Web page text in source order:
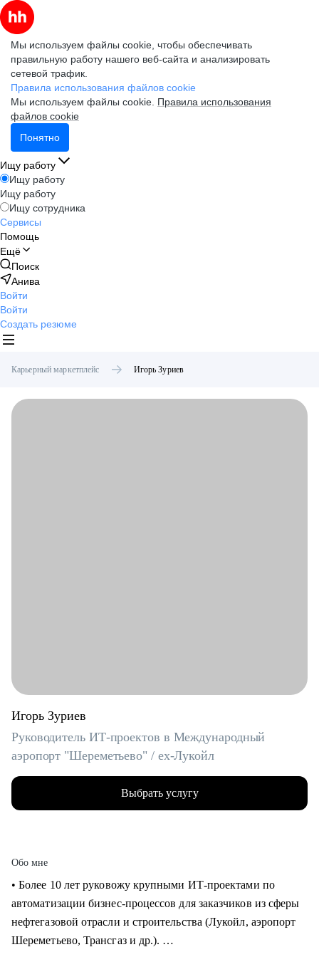
Мы используем файлы cookie, чтобы обеспечивать
правильную работу нашего веб-сайта и анализировать
сетевой трафик.
Правила использования файлов cookie
Мы используем файлы cookie. Правила использования
файлов cookie
Понятно
Ищу работу
Ищу работу
Ищу работу
Ищу сотрудника
Сервисы
Помощь
Ещё
Поиск
Анива
Войти
Войти
Создать резюме
Карьерный маркетплейс Игорь Зуриев
Игорь Зуриев
Руководитель ИТ-проектов в Международный
аэропорт "Шереметьево" / ex-Лукойл
Выбрать услугу
Обо мне
• Более 10 лет руковожу крупными ИТ-проектами по
автоматизации бизнес-процессов для заказчиков из сферы
нефтегазовой отрасли и строительства (Лукойл, аэропорт
Шереметьево, Трансгаз и др.).